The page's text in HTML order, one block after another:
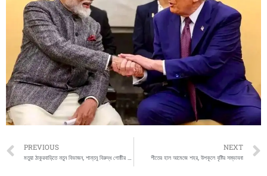
Prev
PREVIOUS NEXT
শীতের হাল আমেজে শহর, উপকূলে বৃষ্টির সম্ভাবনা